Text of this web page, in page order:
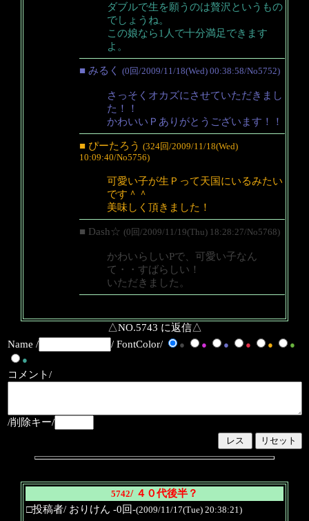
ダブルで生を願うのは贅沢というもの
でしょうね。
この娘なら1人で十分満足できます
よ。
■ みるく (0回/2009/11/18(Wed) 00:38:58/No5752)
さっそくオカズにさせていただきまし
た！！
かわいいＰありがとうございます！！
■ ぴーたろう (324回/2009/11/18(Wed)
10:09:40/No5756)
可愛い子が生Ｐって天国にいるみたい
です＾＾
美味しく頂きました！
■ Dash☆ (0回/2009/11/19(Thu) 18:28:27/No5768)
かわいらしいPで、可愛い子なん
て・・すばらしい！
いただきました。
△NO.5743 に返信△
Name /
/ FontColor/ ● ● ● ● ●
●
●
コメント/
/削除キー/
5742/ ４０代後半？
□投稿者/ おりけん -0回-(2009/11/17(Tue) 20:38:21)